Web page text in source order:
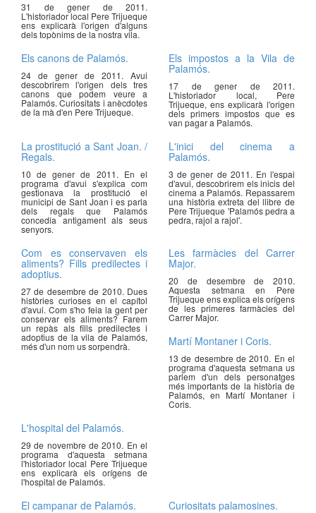
31 de gener de 2011.
L'historiador local Pere Trijueque
ens explicarà l'origen d'alguns
dels topònims de la nostra vila.
Els canons de Palamós.
24 de gener de 2011. Avui
descobrirem l'origen dels tres
canons que podem veure a
Palamós. Curiositats i anècdotes
de la mà d'en Pere Trijueque.
Els impostos a la Vila de
Palamós.
17 de gener de 2011.
L'historiador local, Pere
Trijueque, ens explicarà l'origen
dels primers impostos que es
van pagar a Palamós.
La prostitució a Sant Joan. /
Regals.
10 de gener de 2011. En el
programa d'avui s'explica com
gestionava la prostitució el
municipi de Sant Joan i es parla
dels regals que Palamós
concedia antigament als seus
senyors.
L'inici del cinema a
Palamós.
3 de gener de 2011. En l'espai
d'avui, descobrirem els inicis del
cinema a Palamós. Repassarem
una història extreta del llibre de
Pere Trijueque 'Palamós pedra a
pedra, rajol a rajol'.
Com es conservaven els
aliments? Fills predilectes i
adoptius.
27 de desembre de 2010. Dues
històries curioses en el capítol
d'avui. Com s'ho feia la gent per
conservar els aliments? Farem
un repàs als fills predilectes i
adoptius de la vila de Palamós,
més d'un nom us sorpendrà.
Les farmàcies del Carrer
Major.
20 de desembre de 2010.
Aquesta setmana en Pere
Trijueque ens explica els orígens
de les primeres farmàcies del
Carrer Major.
Martí Montaner i Coris.
13 de desembre de 2010. En el
programa d'aquesta setmana us
parlem d'un dels personatges
més importants de la història de
Palamós, en Martí Montaner i
Coris.
L'hospital del Palamós.
29 de novembre de 2010. En el
programa d'aquesta setmana
l'historiador local Pere Trijueque
ens explicarà els orígens de
l'hospital de Palamós.
El campanar de Palamós. Curiositats palamosines.